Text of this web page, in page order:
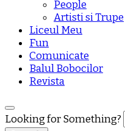
People
Artisti si Trupe
Liceul Meu
Fun
Comunicate
Balul Bobocilor
Revista
Looking for Something?